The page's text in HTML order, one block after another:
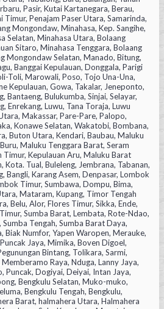
Pasir, Kutai Kartanegara, Berau,
Timur, Penajam Paser Utara, Samarinda,
Mongondaw, Minahasa, Kep. Sangihe,
Selatan, Minahasa Utara, Bolaang
Sitaro, Minahasa Tenggara, Bolaang
Mongondaw Selatan, Manado, Bitung,
Banggai Kepulauan, Donggala, Parigi
Toli, Marowali, Poso, Tojo Una-Una,
Kepulauan, Gowa, Takalar, Jeneponto,
Bantaeng, Bulukumba, Sinjai, Selayar,
Enrekang, Luwu, Tana Toraja, Luwu
Makassar, Pare-Pare, Palopo,
Konawe Selatan, Wakatobi, Bombana,
Buton Utara, Kendari, Baubau, Maluku
Maluku Tenggara Barat, Seram
Timur, Kepulauan Aru, Maluku Barat
Kota. Tual, Buleleng, Jembrana, Tabanan,
Bangli, Karang Asem, Denpasar, Lombok
Timur, Sumbawa, Dompu, Bima,
Mataram, Kupang, Timor Tengah
Belu, Alor, Flores Timur, Sikka, Ende,
Sumba Barat, Lembata, Rote-Ndao,
Tengah, Sumba Barat Daya,
Biak Numfor, Yapen Waropen, Merauke,
Jaya, Mimika, Boven Digoel,
Bintang, Tolikara, Sarmi,
Raya, Nduga, Lanny Jaya,
Puncak, Dogiyai, Deiyai, Intan Jaya,
Bengkulu Selatan, Muko-muko,
Bengkulu Tengah, Bengkulu,
Barat, halmahera Utara, Halmahera